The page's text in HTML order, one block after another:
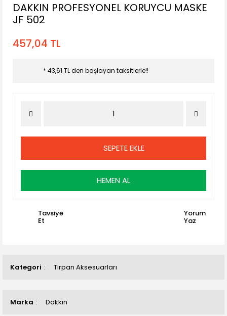
Kategori Tırpan Aksesuarları
Marka Dakkın
DAKKIN PROFESYONEL KORUYCU MASKE
JF 502
457,04 TL
* 43,61 TL den başlayan taksitlerle!!
SEPETE EKLE
HEMEN AL
Tavsiye
Et
Yorum
Yaz